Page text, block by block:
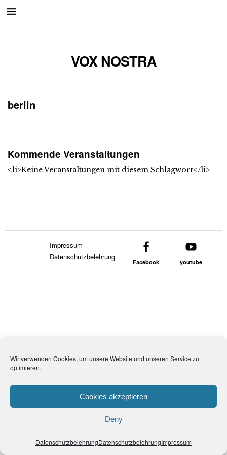
Wir verwenden Cookies, um unsere Website und unseren Service zu
optimieren.
Cookies akzeptieren
Deny
DatenschutzbelehrungDatenschutzbelehrungImpressum
VOX NOSTRA
berlin
Kommende Veranstaltungen
<li>Keine Veranstaltungen mit diesem Schlagwort</li>
Impressum
Datenschutzbelehrung
Facebook youtube